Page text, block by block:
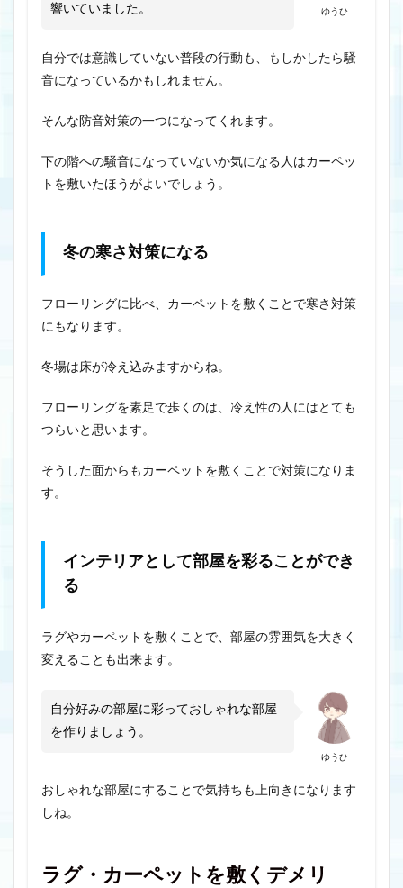
ゆうひ
響いていました。
自分では意識していない普段の行動も、もしかしたら騒
音になっているかもしれません。
そんな防音対策の一つになってくれます。
下の階への騒音になっていないか気になる人はカーペッ
トを敷いたほうがよいでしょう。
冬の寒さ対策になる
フローリングに比べ、カーペットを敷くことで寒さ対策
にもなります。
冬場は床が冷え込みますからね。
フローリングを素足で歩くのは、冷え性の人にはとても
つらいと思います。
そうした面からもカーペットを敷くことで対策になりま
す。
インテリアとして部屋を彩ることができ
る
ラグやカーペットを敷くことで、部屋の雰囲気を大きく
変えることも出来ます。
ゆうひ
自分好みの部屋に彩っておしゃれな部屋
を作りましょう。
おしゃれな部屋にすることで気持ちも上向きになります
しね。
ラグ・カーペットを敷くデメリ